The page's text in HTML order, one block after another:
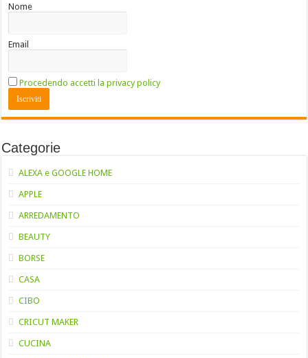
Nome
Email
Procedendo accetti la privacy policy
Categorie
ALEXA e GOOGLE HOME
APPLE
ARREDAMENTO
BEAUTY
BORSE
CASA
CIBO
CRICUT MAKER
CUCINA